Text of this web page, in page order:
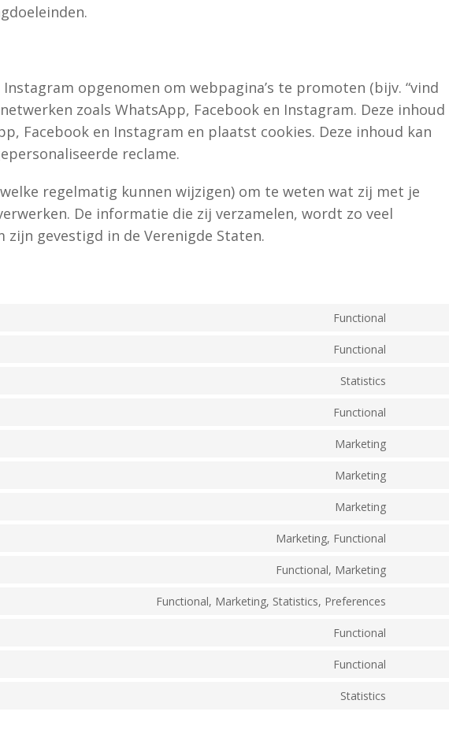
opgenomen om webpagina’s te promoten (bijv. “vind
zoals WhatsApp, Facebook en Instagram. Deze inhoud
Facebook en Instagram en plaatst cookies. Deze inhoud kan
reclame.
regelmatig kunnen wijzigen) om te weten wat zij met je
De informatie die zij verzamelen, wordt zo veel
gevestigd in de Verenigde Staten.
Functional
Functional
Statistics
Functional
Marketing
Marketing
Marketing
Marketing, Functional
Functional, Marketing
Functional, Marketing, Statistics, Preferences
Functional
Functional
Statistics